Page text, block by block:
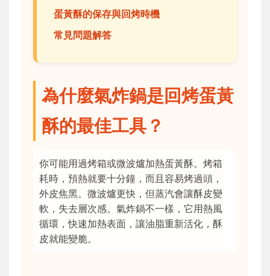
蛋黃酥的保存與回烤時機
常見問題解答
為什麼氣炸鍋是回烤蛋黃
酥的最佳工具？
你可能用過烤箱或微波爐加熱蛋黃酥。烤箱
耗時，預熱就要十分鐘，而且容易烤過頭，
外皮焦黑。微波爐更快，但蒸汽會讓酥皮變
軟，失去層次感。氣炸鍋不一樣，它用熱風
循環，快速加熱表面，讓油脂重新活化，酥
皮就能變脆。